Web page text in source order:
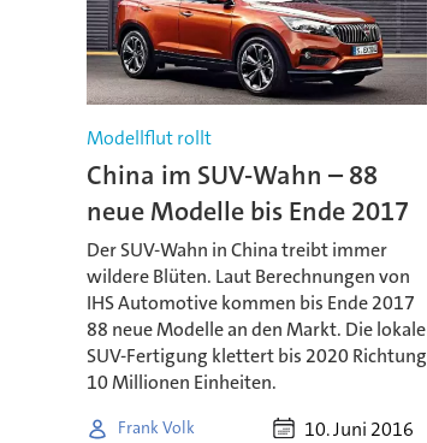
Modellflut rollt
China im SUV-Wahn – 88
neue Modelle bis Ende 2017
Der SUV-Wahn in China treibt immer
wildere Blüten. Laut Berechnungen von
IHS Automotive kommen bis Ende 2017
88 neue Modelle an den Markt. Die lokale
SUV-Fertigung klettert bis 2020 Richtung
10 Millionen Einheiten.
Frank Volk 10. Juni 2016